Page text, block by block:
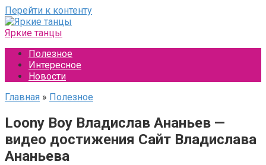
Перейти к контенту
Яркие танцы
Полезное
Интересное
Новости
Главная » Полезное
Loony Boy Владислав Ананьев —
видео достижения Сайт Владислава
Ананьева